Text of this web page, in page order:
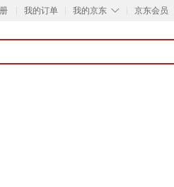
我的订单 ◇
我的京东 京东会员